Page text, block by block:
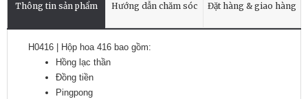
Thông tin sản phẩm Hướng dẫn chăm sóc Đặt hàng & giao hàng
H0416 | Hộp hoa 416 bao gồm:
Hồng lạc thần
Đồng tiền
Pingpong